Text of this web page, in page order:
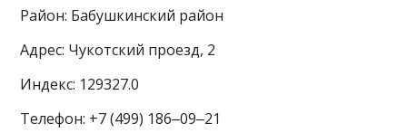
Район: Бабушкинский район
Адрес: Чукотский проезд, 2
Индекс: 129327.0
Телефон: +7 (499) 186‒09‒21